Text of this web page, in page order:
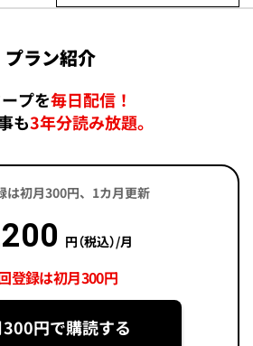
プラン紹介
プを毎日配信！
も3年分読み放題。
は初月300円、1カ月更新
円（税込）/月
登録は初月300円
円で購読する